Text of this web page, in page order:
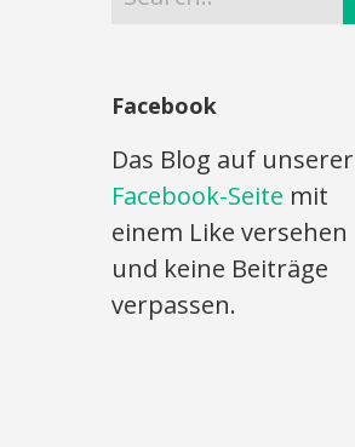
Facebook
Das Blog auf unserer
Facebook-Seite mit
einem Like versehen
und keine Beiträge
verpassen.